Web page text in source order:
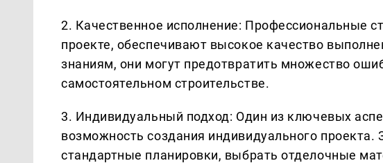
2. Качественное исполнение: Профессиональные
проекте, обеспечивают высокое качество
знаниям, они могут предотвратить множество
самостоятельном строительстве.
3. Индивидуальный подход: Один из ключевых
возможность создания индивидуального
стандартные планировки, выбрать отделочные